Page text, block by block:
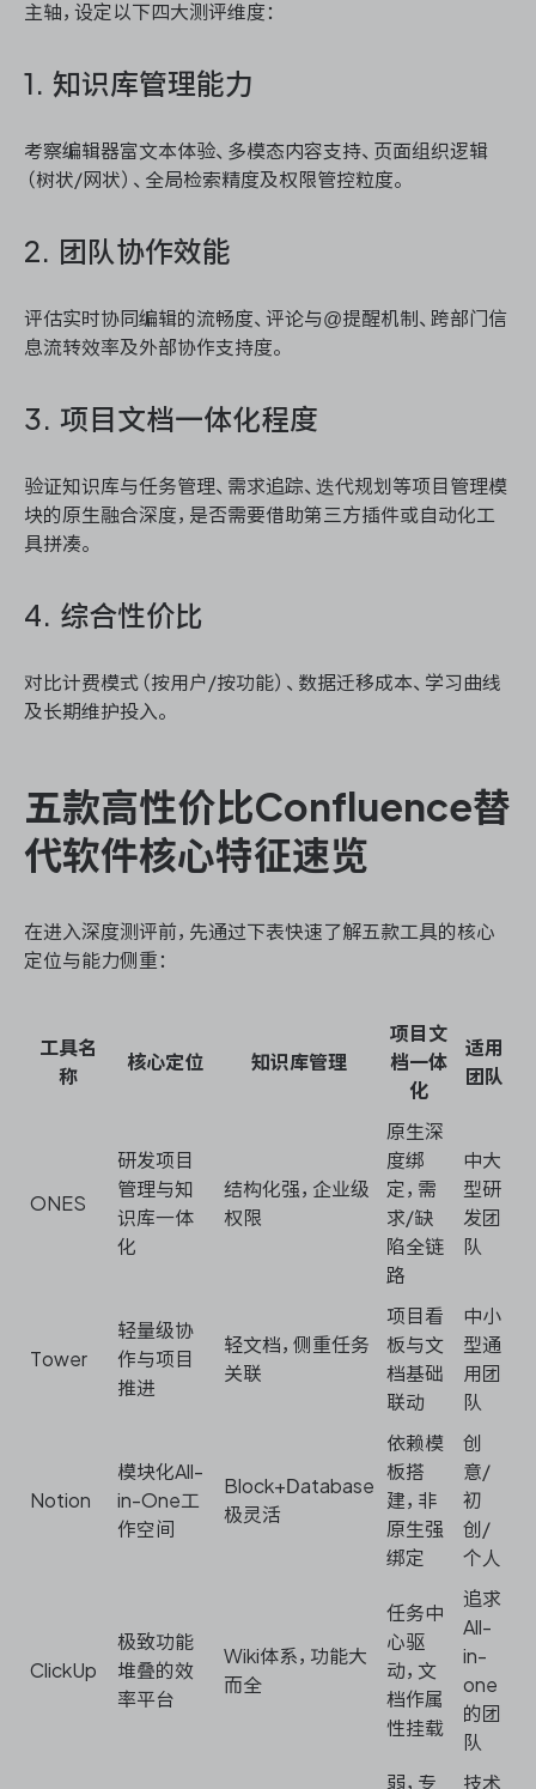
主轴，设定以下四大测评维度：
1. 知识库管理能力
考察编辑器富文本体验、多模态内容支持、页面组织逻辑
（树状/网状）、全局检索精度及权限管控粒度。
2. 团队协作效能
评估实时协同编辑的流畅度、评论与@提醒机制、跨部门信
息流转效率及外部协作支持度。
3. 项目文档一体化程度
验证知识库与任务管理、需求追踪、迭代规划等项目管理模
块的原生融合深度，是否需要借助第三方插件或自动化工
具拼凑。
4. 综合性价比
对比计费模式（按用户/按功能）、数据迁移成本、学习曲线
及长期维护投入。
五款高性价比Confluence替
代软件核心特征速览
在进入深度测评前，先通过下表快速了解五款工具的核心
定位与能力侧重：
工具名
称
核心定位 知识库管理
项目文
档一体
化
适用
团队
ONES
研发项目
管理与知
识库一体
化
结构化强，企业级
权限
原生深
度绑
定，需
求/缺
陷全链
路
中大
型研
发团
队
Tower
轻量级协
作与项目
推进
轻文档，侧重任务
关联
项目看
板与文
档基础
联动
中小
型通
用团
队
Notion
模块化All-
in-One工
作空间
Block+Database
极灵活
依赖模
板搭
建，非
原生强
绑定
创
意/
初
创/
个人
ClickUp
极致功能
堆叠的效
率平台
Wiki体系，功能大
而全
任务中
心驱
动，文
档作属
性挂载
追求
All-
in-
one
的团
队
弱，专 技术